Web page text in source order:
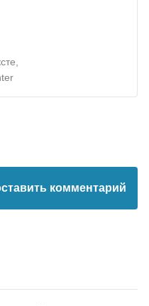
комментарий